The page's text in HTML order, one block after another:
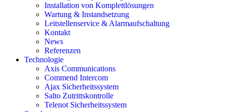
Installation von Komplettlösungen
Wartung & Instandsetzung
Leitstellenservice & Alarmaufschaltung
Kontakt
News
Referenzen
Technologie
Axis Communications
Commend Intercom
Ajax Sicherheitssystem​
Salto Zutrittskontrolle
Telenot Sicherheitssystem